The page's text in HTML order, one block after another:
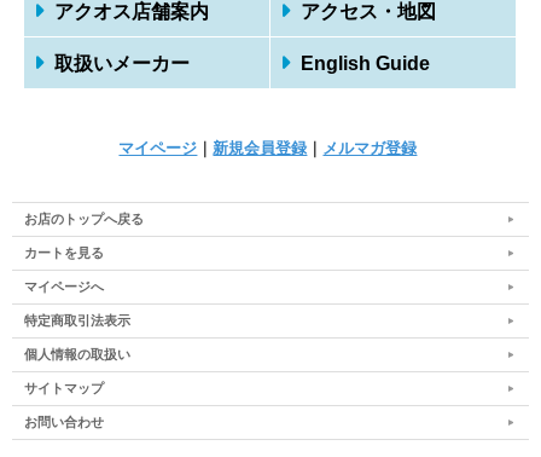
アクオス店舗案内 アクセス・地図
取扱いメーカー English Guide
マイページ ｜新規会員登録 メルマガ登録
お店のトップへ戻る
カートを見る
マイページへ
特定商取引法表示
個人情報の取扱い
サイトマップ
お問い合わせ